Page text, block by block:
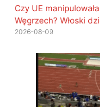
Czy UE
Węgrzech? Włoski
2026-08-09